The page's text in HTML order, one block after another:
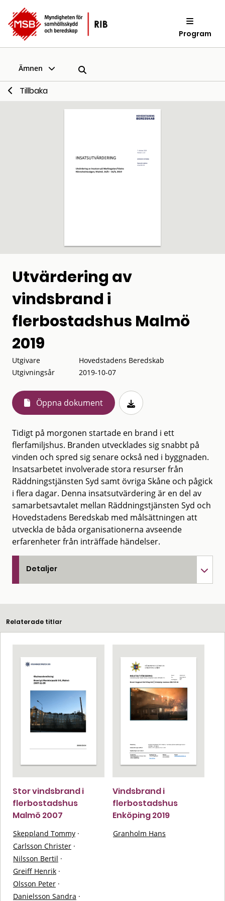
Program
Ämnen
Tillbaka
Utvärdering av
vindsbrand i
flerbostadshus Malmö
2019
Utgivare
Hovedstadens Beredskab
Utgivningsår
2019-10-07
Öppna dokument
Tidigt på morgonen startade en brand i ett
flerfamiljshus. Branden utvecklades sig snabbt på
vinden och spred sig senare också ned i byggnaden.
Insatsarbetet involverade stora resurser från
Räddningstjänsten Syd samt övriga Skåne och pågick
i flera dagar. Denna insatsutvärdering är en del av
samarbetsavtalet mellan Räddningstjänsten Syd och
Hovedstadens Beredskab med målsättningen att
utveckla de båda organisationerna avseende
erfarenheter från inträffade händelser.
Detaljer
Relaterade titlar
Stor vindsbrand i
flerbostadshus
Malmö 2007
Skeppland Tommy ·
Carlsson Christer ·
Nilsson Bertil ·
Greiff Henrik ·
Olsson Peter ·
Danielsson Sandra ·
Vindsbrand i
flerbostadshus
Enköping 2019
Granholm Hans